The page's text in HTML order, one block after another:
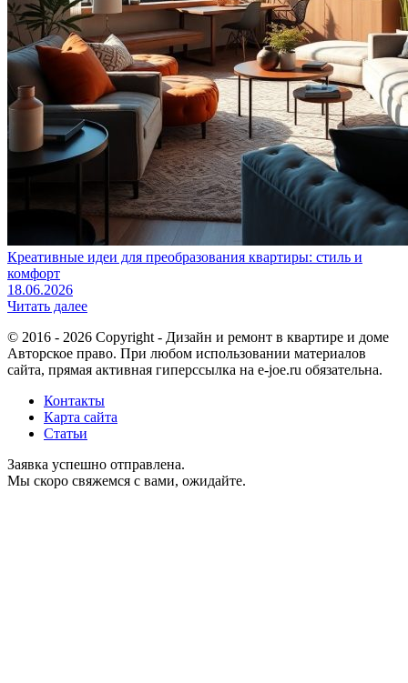
Креативные идеи для преобразования квартиры: стиль и
комфорт
18.06.2026
Читать далее
© 2016 - 2026 Copyright - Дизайн и ремонт в квартире и доме
Авторское право. При любом использовании материалов
сайта, прямая активная гиперссылка на e-joe.ru обязательна.
Контакты
Карта сайта
Статьи
Заявка успешно отправлена.
Мы скоро свяжемся с вами, ожидайте.